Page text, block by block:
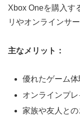
Xbox Oneを購入す
リやオンラインサ
主なメリット：
優れたゲーム
オンラインプ
家族や友人と